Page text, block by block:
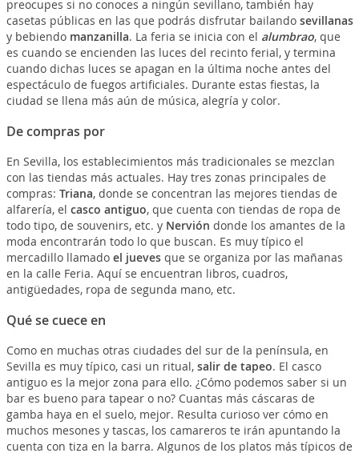
preocupes si no conoces a ningún sevillano, también hay
casetas públicas en las que podrás disfrutar bailando sevillanas
y bebiendo manzanilla. La feria se inicia con el alumbrao, que
es cuando se encienden las luces del recinto ferial, y termina
cuando dichas luces se apagan en la última noche antes del
espectáculo de fuegos artificiales. Durante estas fiestas, la
ciudad se llena más aún de música, alegría y color.
De compras por
En Sevilla, los establecimientos más tradicionales se mezclan
con las tiendas más actuales. Hay tres zonas principales de
compras: Triana, donde se concentran las mejores tiendas de
alfarería, el casco antiguo, que cuenta con tiendas de ropa de
todo tipo, de souvenirs, etc. y Nervión donde los amantes de la
moda encontrarán todo lo que buscan. Es muy típico el
mercadillo llamado el juevesque se organiza por las mañanas
en la calle Feria. Aquí se encuentran libros, cuadros,
antigüedades, ropa de segunda mano, etc.
Qué se cuece en
Como en muchas otras ciudades del sur de la península, en
Sevilla es muy típico, casi un ritual, salir de tapeo. El casco
antiguo es la mejor zona para ello. ¿Cómo podemos saber si un
bar es bueno para tapear o no? Cuantas más cáscaras de
gamba haya en el suelo, mejor. Resulta curioso ver cómo en
muchos mesones y tascas, los camareros te irán apuntando la
cuenta con tiza en la barra. Algunos de los platos más típicos de